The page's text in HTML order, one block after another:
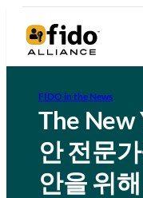
FIDO in the News
The New
안 전문
안을 위